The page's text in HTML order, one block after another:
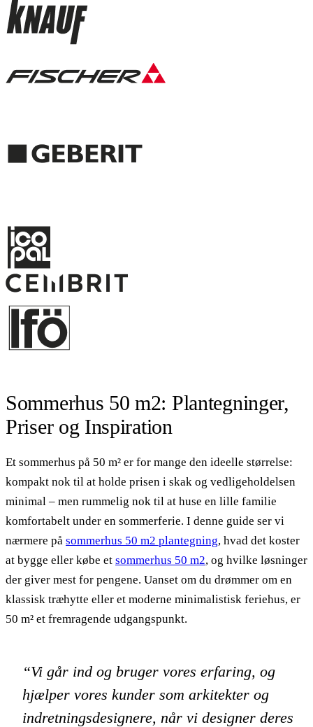
Sommerhus 50 m2: Plantegninger,
Priser og Inspiration
Et sommerhus på 50 m² er for mange den ideelle størrelse:
kompakt nok til at holde prisen i skak og vedligeholdelsen
minimal – men rummelig nok til at huse en lille familie
komfortabelt under en sommerferie. I denne guide ser vi
nærmere på sommerhus 50 m2 plantegning, hvad det koster
at bygge eller købe et sommerhus 50 m2, og hvilke løsninger
der giver mest for pengene. Uanset om du drømmer om en
klassisk træhytte eller et moderne minimalistisk feriehus, er
50 m² et fremragende udgangspunkt.
“Vi går ind og bruger vores erfaring, og
hjælper vores kunder som arkitekter og
indretningsdesignere, når vi designer deres